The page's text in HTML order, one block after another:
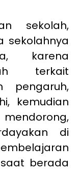
sekolah,
sekolahnya
karena
terkait
pengaruh,
kemudian
di
berada